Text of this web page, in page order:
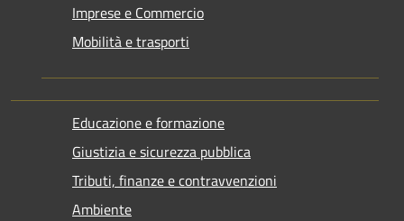
Imprese e Commercio
Mobilità e trasporti
Educazione e formazione
Giustizia e sicurezza pubblica
Tributi, finanze e contravvenzioni
Ambiente